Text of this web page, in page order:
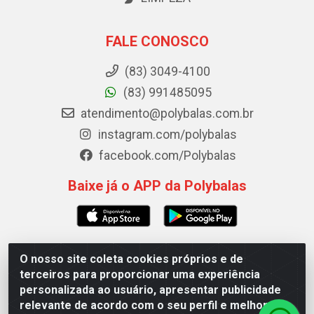
O nosso site coleta cookies próprios e de
terceiros para proporcionar uma experiência
personalizada ao usuário, apresentar publicidade
relevante de acordo com o seu perfil e melhorar a
FALE CONOSCO
(83) 3049-4100
(83) 991485095
atendimento@polybalas.com.br
instagram.com/polybalas
facebook.com/Polybalas
Baixe já o APP da Polybalas
Polybalas - Rua João Miguel de Souza, 173 Galpão B -
Ernesto Geisel, João Pessoa/PB - CEP 58.075-075 - CNPJ
00.909.327/0002-61